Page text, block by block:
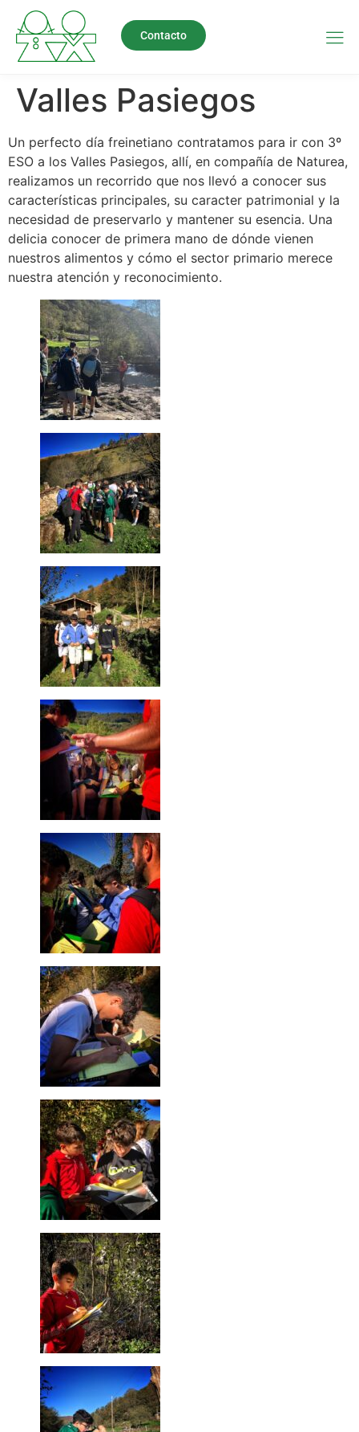
Contacto
Valles Pasiegos
Un perfecto día freinetiano contratamos para ir con 3º
ESO a los Valles Pasiegos, allí, en compañía de Naturea,
realizamos un recorrido que nos llevó a conocer sus
características principales, su caracter patrimonial y la
necesidad de preservarlo y mantener su esencia. Una
delicia conocer de primera mano de dónde vienen
nuestros alimentos y cómo el sector primario merece
nuestra atención y reconocimiento.